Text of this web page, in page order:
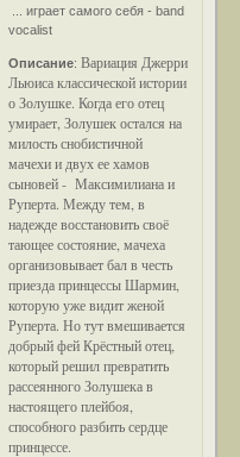
... играет самого себя - band
vocalist
Описание:Вариация Джерри
Льюиса классической истории
о Золушке. Когда его отец
умирает, Золушек остался на
милость снобистичной
мачехи и двух ее хамов
сыновей - Максимилиана и
Руперта. Между тем, в
надежде восстановить своё
тающее состояние, мачеха
организовывает бал в честь
приезда принцессы Шармин,
которую уже видит женой
Руперта. Но тут вмешивается
добрый фей Крёстный отец,
который решил превратить
рассеянного Золушека в
настоящего плейбоя,
способного разбить сердце
принцессе.